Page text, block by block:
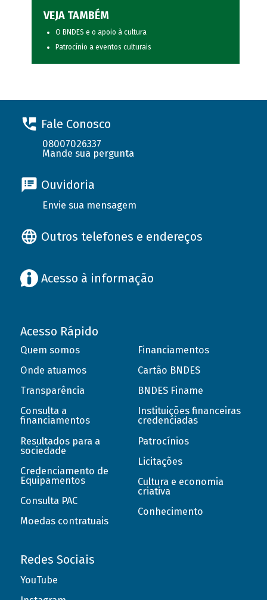
VEJA TAMBÉM
O BNDES e o apoio à cultura
Patrocínio a eventos culturais
Fale Conosco
08007026337
Mande sua pergunta
Ouvidoria
Envie sua mensagem
Outros telefones e endereços
Acesso à informação
Acesso Rápido
Quem somos
Onde atuamos
Transparência
Consulta a
financiamentos
Resultados para a
sociedade
Credenciamento de
Equipamentos
Consulta PAC
Moedas contratuais
Financiamentos
Cartão BNDES
BNDES Finame
Instituições financeiras
credenciadas
Patrocínios
Licitações
Cultura e economia
criativa
Conhecimento
Redes Sociais
YouTube